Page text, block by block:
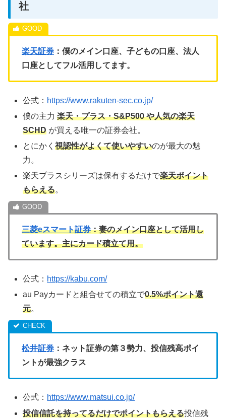
社
楽天証券 ：僕のメイン口座、子どもの口座、法人
口座としてフル活用してます。
公式： https://www.rakuten-sec.co.jp/
僕の主力楽天・プラス・S&P500 や人気の楽天
SCHD が買える唯一の証券会社。
とにかく視認性がよくて使いやすいのが最大の魅
力。
楽天プラスシリーズは保有するだけで楽天ポイント
もらえる。
三菱eスマート証券：妻のメイン口座として活用し
ています。主にカード積立て用。
公式： https://kabu.com/
au Payカードと組合せての積立で0.5%ポイント還
元。
松井証券 ：ネット証券の第３勢力、投信残高ポイ
ントが最強クラス
公式： https://www.matsui.co.jp/
投信信託を持ってるだけでポイントもらえる投信残